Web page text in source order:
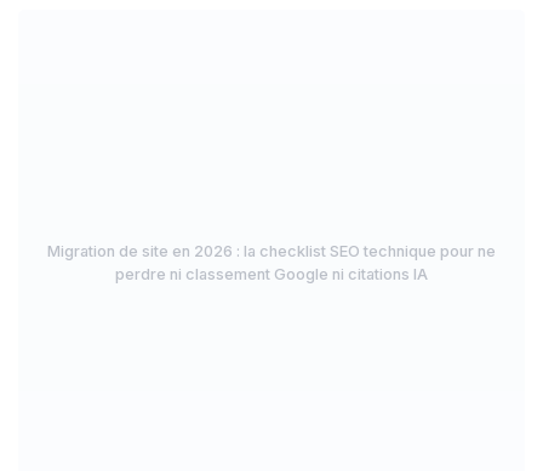
Migration de site en 2026 : la checklist SEO technique pour ne
perdre ni classement Google ni citations IA